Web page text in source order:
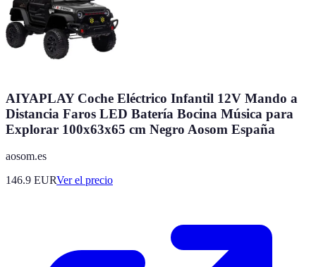
AIYAPLAY Coche Eléctrico Infantil 12V Mando a
Distancia Faros LED Batería Bocina Música para
Explorar 100x63x65 cm Negro Aosom España
aosom.es
146.9 EURVer el precio